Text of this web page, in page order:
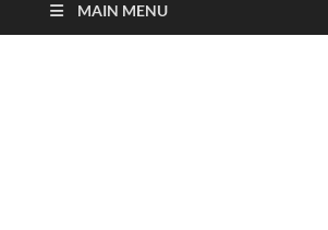
MAIN MENU